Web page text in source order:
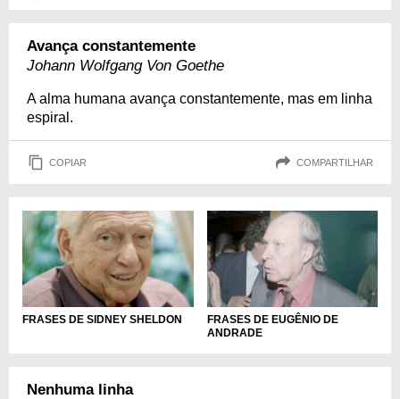
Avança constantemente
Johann Wolfgang Von Goethe
A alma humana avança constantemente, mas em linha
espiral.
COPIAR COMPARTILHAR
FRASES DE SIDNEY SHELDON
FRASES DE EUGÊNIO DE
ANDRADE
Nenhuma linha